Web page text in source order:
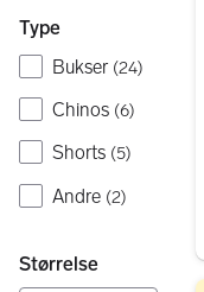
Type
Bukser (24)
Chinos (6)
Shorts (5)
Andre (2)
Størrelse